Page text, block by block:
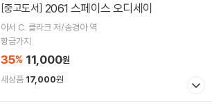
[중고도서] 2061 스페이스 오디세이
아서 C. 클라크 저/송경아 역
황금가지
35% 11,000원
새상품 17,000원